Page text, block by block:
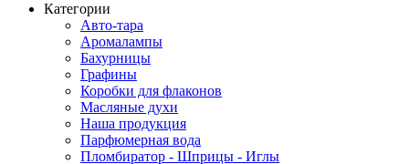
Категории
Авто-тара
Аромалампы
Бахурницы
Графины
Коробки для флаконов
Масляные духи
Наша продукция
Парфюмерная вода
Пломбиратор - Шприцы - Иглы